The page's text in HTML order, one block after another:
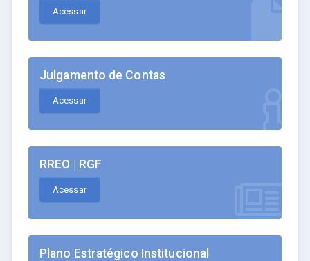
Acessar
Julgamento de Contas
Acessar
RREO | RGF
Acessar
Plano Estratégico Institucional